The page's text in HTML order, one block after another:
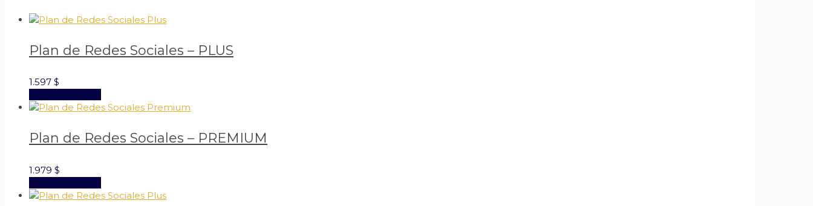
Plan de Redes Sociales – PLUS
1.597 $
Plan de Redes Sociales – PREMIUM
1.979 $